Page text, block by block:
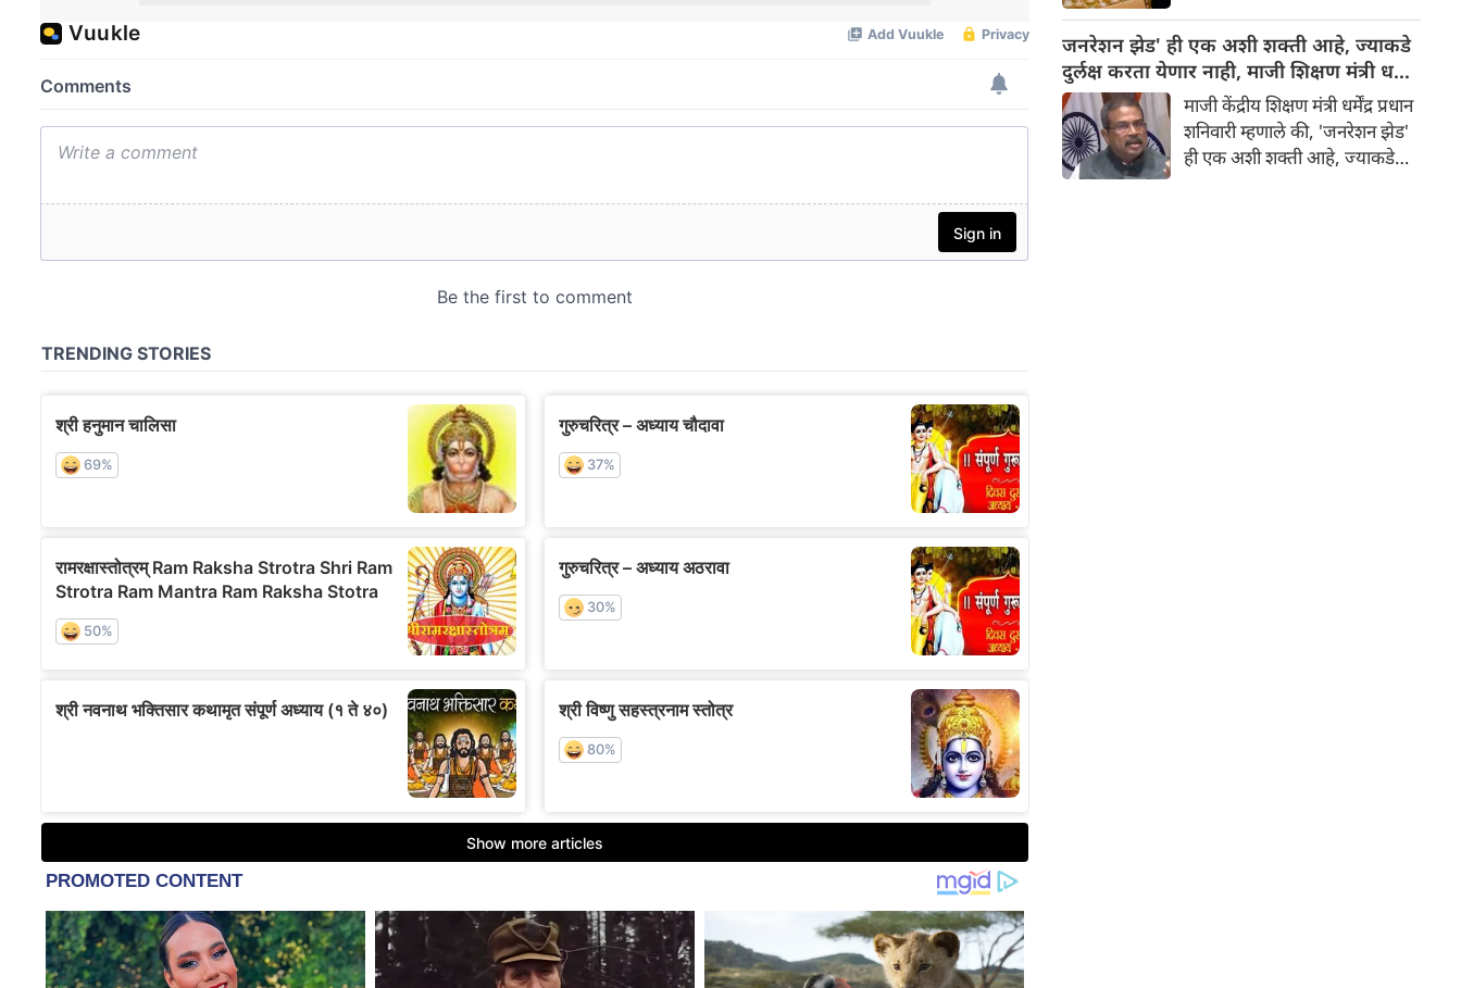
जप्त केले आणि ५ दुकानांचे परवाने
निलंबित केले.
जनरेशन झेड' ही एक अशी शक्ती आहे, ज्याकडे
दुर्लक्ष करता येणार नाही, माजी शिक्षण मंत्री धर्मेंद्र
प्रधान म्हणाले
माजी केंद्रीय शिक्षण मंत्री धर्मेंद्र प्रधान
शनिवारी म्हणाले की, 'जनरेशन झेड'
ही एक अशी शक्ती आहे, ज्याकडे